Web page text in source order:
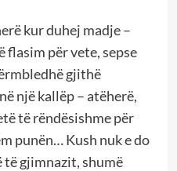
kur duhej madje –
flasim për vete, sepse
gjithë
një kallëp – atëherë,
të rëndësishme për
punën… Kush nuk e do
të gjimnazit, shumë